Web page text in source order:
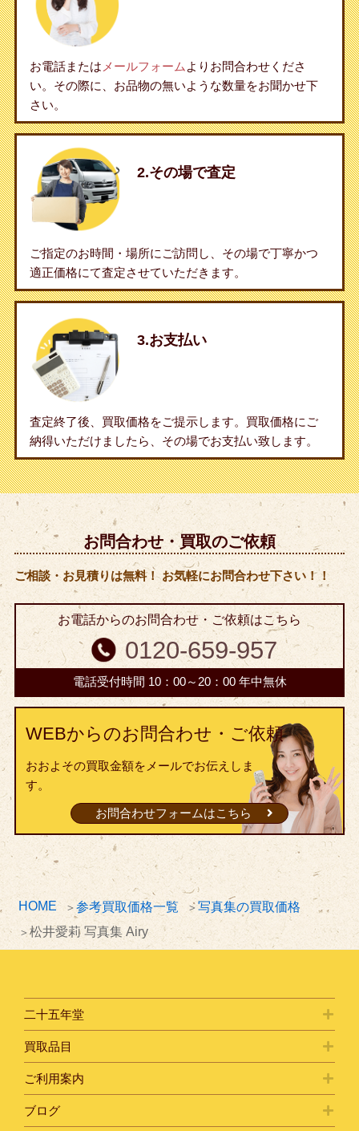
HOME 参考買取価格一覧
写真集の買取価格
松井愛莉 写真集 Airy
お電話または メールフォーム よりお問合わせくださ
い。その際に、お品物の無いような数量をお聞かせ下
さい。
2.その場で査定
ご指定のお時間・場所にご訪問し、その場で丁寧かつ
適正価格にて査定させていただきます。
3.お支払い
査定終了後、買取価格をご提示します。買取価格にご
納得いただけましたら、その場でお支払い致します。
お問合わせ・買取のご依頼
ご相談・お見積りは無料！ お気軽にお問合わせ下さい！！
お電話からのお問合わせ・ご依頼はこちら
0120-659-957
電話受付時間 10：00～20：00 年中無休
WEBからのお問合わせ・ご依頼
おおよその買取金額をメールでお伝えしま
す。
お問合わせフォームはこちら
二十五年堂
買取品目
ご利用案内
ブログ